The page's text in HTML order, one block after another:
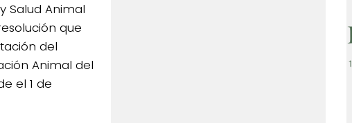
Salud Animal
que
del
Animal del
el 1 de